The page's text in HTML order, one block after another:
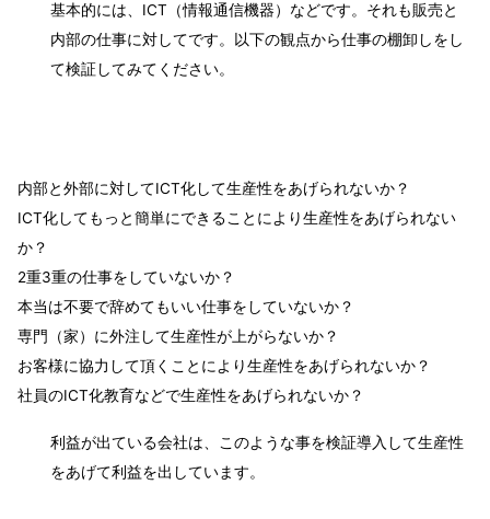
基本的には、ICT（情報通信機器）などです。それも販売と
内部の仕事に対してです。以下の観点から仕事の棚卸しをし
て検証してみてください。
内部と外部に対してICT化して生産性をあげられないか？
ICT化してもっと簡単にできることにより生産性をあげられない
か？
2重3重の仕事をしていないか？
本当は不要で辞めてもいい仕事をしていないか？
専門（家）に外注して生産性が上がらないか？
お客様に協力して頂くことにより生産性をあげられないか？
社員のICT化教育などで生産性をあげられないか？
利益が出ている会社は、このような事を検証導入して生産性
をあげて利益を出しています。